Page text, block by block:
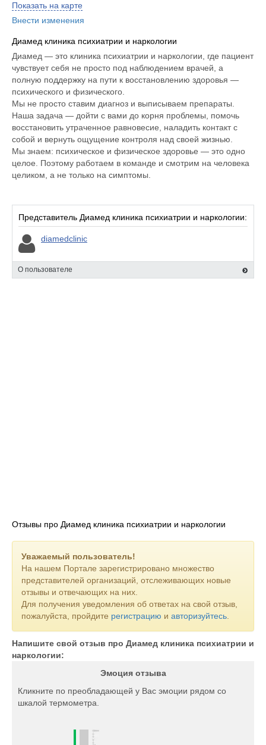
Показать на карте
Внести изменения
Диамед клиника психиатрии и наркологии
Диамед — это клиника психиатрии и наркологии, где пациент
чувствует себя не просто под наблюдением врачей, а
полную поддержку на пути к восстановлению здоровья —
психического и физического.
Мы не просто ставим диагноз и выписываем препараты.
Наша задача — дойти с вами до корня проблемы, помочь
восстановить утраченное равновесие, наладить контакт с
собой и вернуть ощущение контроля над своей жизнью.
Мы знаем: психическое и физическое здоровье — это одно
целое. Поэтому работаем в команде и смотрим на человека
целиком, а не только на симптомы.
Представитель Диамед клиника психиатрии и наркологии:
diamedclinic
О пользователе
Отзывы про Диамед клиника психиатрии и наркологии
Уважаемый пользователь!
На нашем Портале зарегистрировано множество
представителей организаций, отслеживающих новые
отзывы и отвечающих на них.
Для получения уведомления об ответах на свой отзыв,
пожалуйста, пройдите регистрацию и авторизуйтесь
Напишите свой отзыв про Диамед клиника психиатрии и
наркологии:
Эмоция отзыва
Кликните по преобладающей у Вас эмоции рядом со
шкалой термометра.